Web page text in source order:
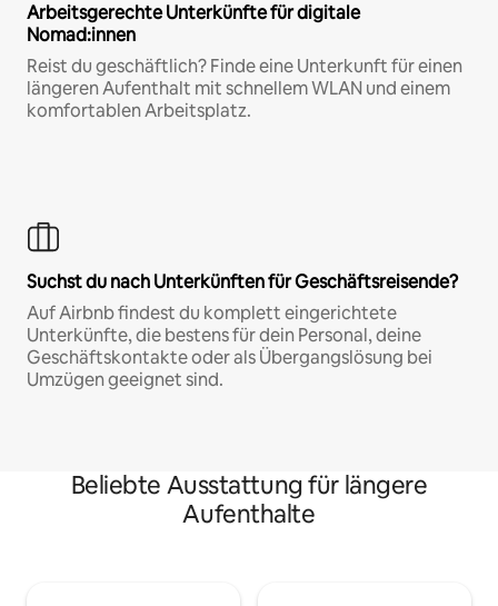
Arbeitsgerechte Unterkünfte für digitale
Nomad:innen
Reist du geschäftlich? Finde eine Unterkunft für einen
längeren Aufenthalt mit schnellem WLAN und einem
komfortablen Arbeitsplatz.
Suchst du nach Unterkünften für Geschäftsreisende?
Auf Airbnb findest du komplett eingerichtete
Unterkünfte, die bestens für dein Personal, deine
Geschäftskontakte oder als Übergangslösung bei
Umzügen geeignet sind.
Beliebte Ausstattung für längere
Aufenthalte